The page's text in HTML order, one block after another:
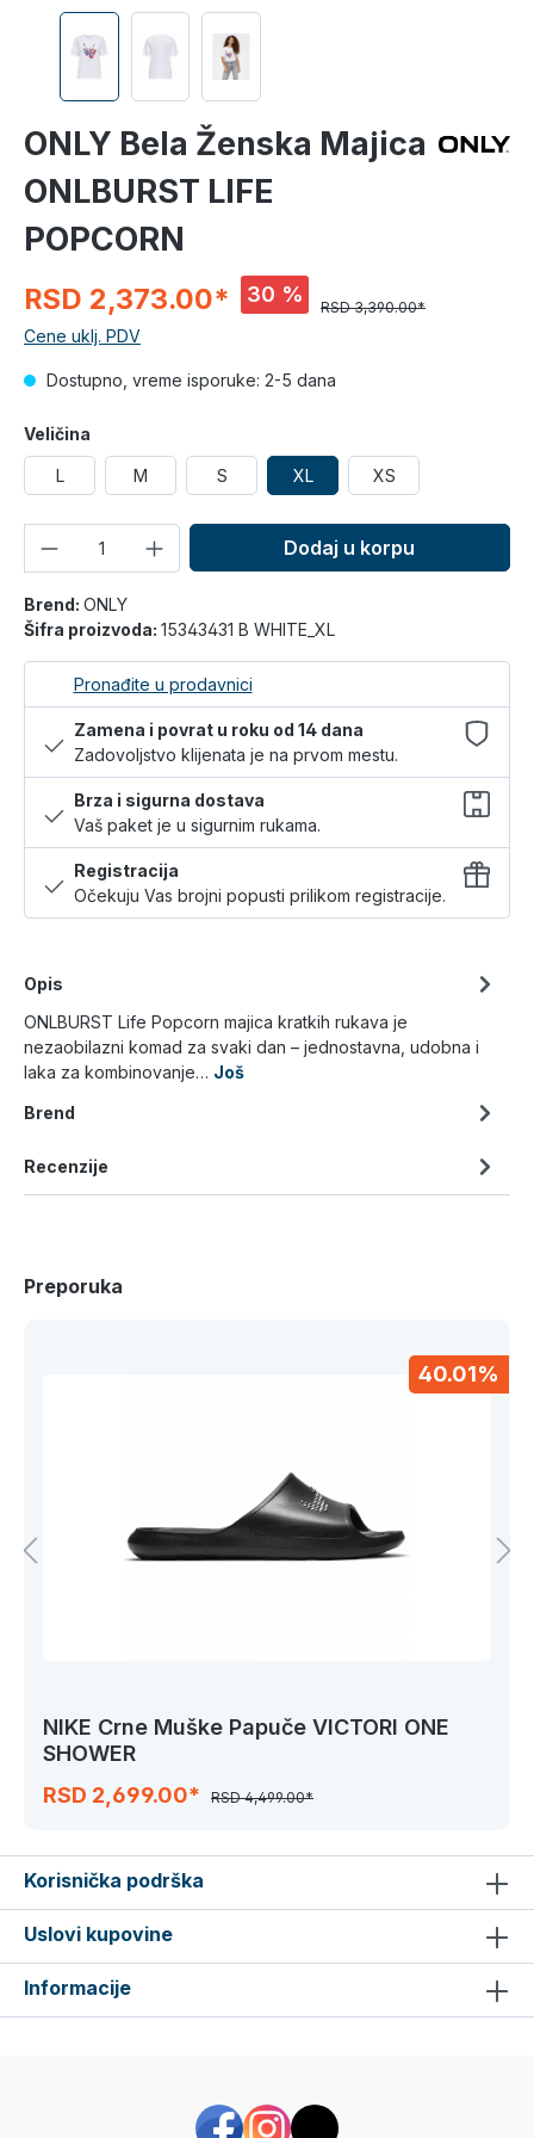
ONLY Bela Ženska Majica
ONLBURST LIFE
POPCORN
RSD 2,373.00* 30 %
RSD 3,390.00*
Cene uklj. PDV
Dostupno, vreme isporuke: 2-5 dana
Veličina
L M S XL XS
Dodaj u korpu
Brend: ONLY
Šifra proizvoda: 15343431 B WHITE_XL
Pronađite u prodavnici
Zamena i povrat u roku od 14 dana
Zadovoljstvo klijenata je na prvom mestu.
Brza i sigurna dostava
Vaš paket je u sigurnim rukama.
Registracija
Očekuju Vas brojni popusti prilikom registracije.
Opis
ONLBURST Life Popcorn majica kratkih rukava je
nezaobilazni komad za svaki dan – jednostavna, udobna i
laka za kombinovanje… Još
Brend
Recenzije
Preporuka
40.01%
NIKE Crne Muške Papuče VICTORI ONE
SHOWER
RSD 2,699.00*
RSD 4,499.00*
Korisnička podrška
Uslovi kupovine
Informacije